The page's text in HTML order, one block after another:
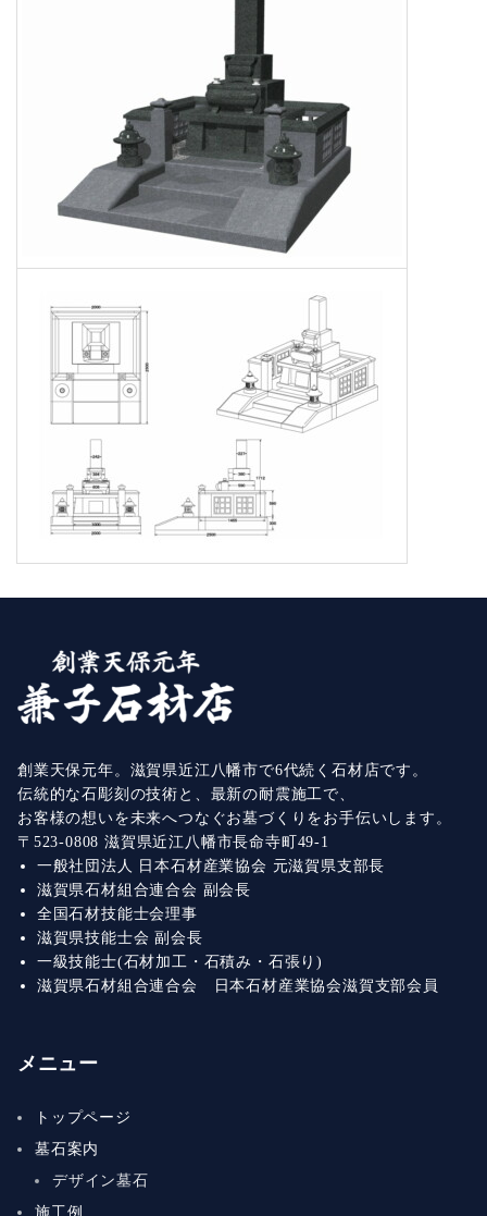
創業天保元年。滋賀県近江八幡市で6代続く石材店です。
伝統的な石彫刻の技術と、最新の耐震施工で、
お客様の想いを未来へつなぐお墓づくりをお手伝いします。
〒523-0808 滋賀県近江八幡市長命寺町49-1
一般社団法人 日本石材産業協会 元滋賀県支部長
滋賀県石材組合連合会 副会長
全国石材技能士会理事
滋賀県技能士会 副会長
一級技能士(石材加工・石積み・石張り)
滋賀県石材組合連合会 日本石材産業協会滋賀支部会員
メニュー
トップページ
墓石案内
デザイン墓石
施工例